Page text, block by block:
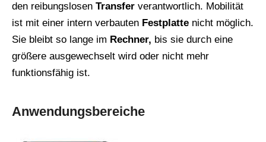
den reibungslosen Transfer verantwortlich. Mobilität
ist mit einer intern verbauten Festplatte nicht möglich.
Sie bleibt so lange im Rechner, bis sie durch eine
größere ausgewechselt wird oder nicht mehr
funktionsfähig ist.
Anwendungsbereiche